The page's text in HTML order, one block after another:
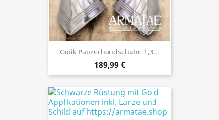
Gotik Panzerhandschuhe 1,3...
189,99 €